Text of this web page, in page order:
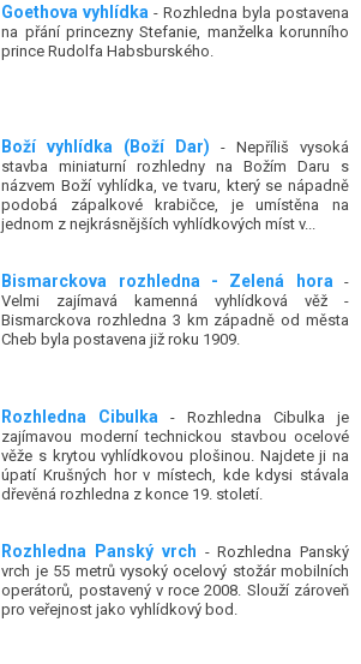
Goethova vyhlídka - Rozhledna byla postavena
na přání princezny Stefanie, manželka korunního
prince Rudolfa Habsburského.
Boží vyhlídka (Boží Dar) - Nepříliš vysoká
stavba miniaturní rozhledny na Božím Daru s
názvem Boží vyhlídka, ve tvaru, který se nápadně
podobá zápalkové krabičce, je umístěna na
jednom z nejkrásnějších vyhlídkových míst v...
Bismarckova rozhledna - Zelená hora-
Velmi zajímavá kamenná vyhlídková věž -
Bismarckova rozhledna 3 km západně od města
Cheb byla postavena již roku 1909.
Rozhledna Cibulka - Rozhledna Cibulka je
zajímavou moderní technickou stavbou ocelové
věže s krytou vyhlídkovou plošinou. Najdete ji na
úpatí Krušných hor v místech, kde kdysi stávala
dřevěná rozhledna z konce 19. století.
Rozhledna Panský vrch - Rozhledna Panský
vrch je 55 metrů vysoký ocelový stožár mobilních
operátorů, postavený v roce 2008. Slouží zároveň
pro veřejnost jako vyhlídkový bod.